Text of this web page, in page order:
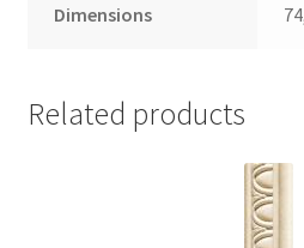
Dimensions
Related products